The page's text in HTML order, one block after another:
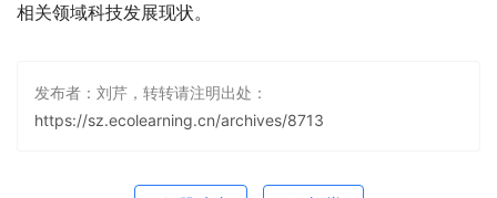
相关领域科技发展现状。
发布者：刘芹，转转请注明出处：
https://sz.ecolearning.cn/archives/8713